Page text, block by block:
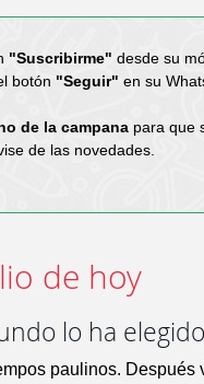
"Suscribirme" desde su
botón "Seguir" en su
de la campanapara que
de las novedades.
de hoy
lo ha
paulinos. Después